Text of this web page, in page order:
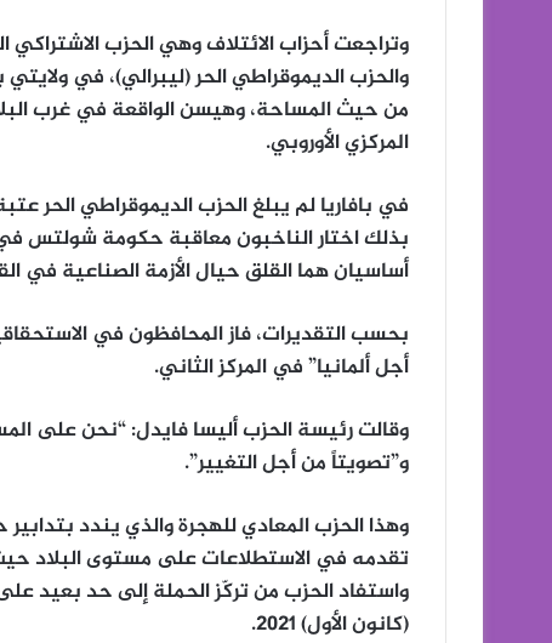
وتراجعت أحزاب الائتلاف وهي الحزب
والحزب الديموقراطي الحر (ليبرالي)، في ولايتي
من حيث المساحة، وهيسن الواقعة في غرب
المركزي الأوروبي.
في بافاريا لم يبلغ الحزب الديموقراطي الحر عتبة الـ5 بالمئة اللازمة للبقاء في البرلمان
بذلك اختار الناخبون معاقبة حكومة شولتس
أساسيان هما القلق حيال الأزمة الصناعية في
بحسب التقديرات، فاز المحافظون في
أجل ألمانيا” في المركز الثاني.
وقالت رئيسة الحزب أليسا فايدل: “نحن على
و”تصويتاً من أجل التغيير”.
وهذا الحزب المعادي للهجرة والذي يندد
واستفاد الحزب من تركّز الحملة إلى حد بعيد
(كانون الأول) 2021.